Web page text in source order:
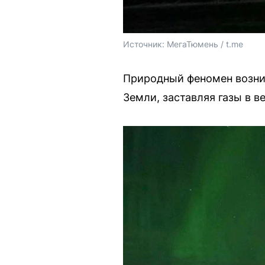
Источник: МегаТюмень / t.me
Природный феномен
Земли, заставляя газы в